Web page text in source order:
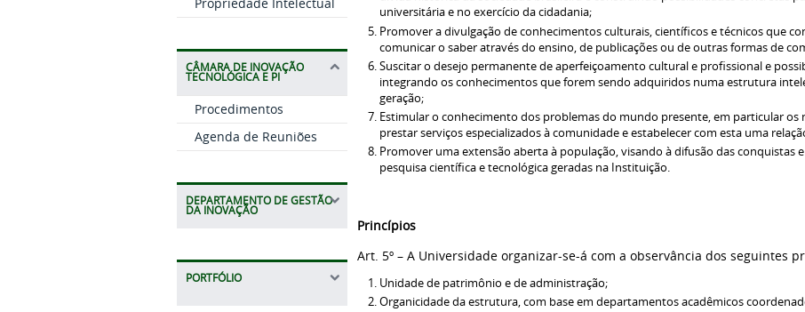
CÂMARA DE INOVAÇÃO
TECNOLÓGICA E PI
Procedimentos
Agenda de Reuniões
DEPARTAMENTO DE GESTÃO
DA INOVAÇÃO
PORTFÓLIO
universitária e no exercício da cidadania;
Promover a divulgação de conhecimentos culturais, científicos e técnicos que
comunicar o saber através do ensino, de publicações ou de outras formas de
Suscitar o desejo permanente de aperfeiçoamento cultural e profissional e
integrando os conhecimentos que forem sendo adquiridos numa estrutura
geração;
Estimular o conhecimento dos problemas do mundo presente, em particular os
prestar serviços especializados à comunidade e estabelecer com esta uma
Promover uma extensão aberta à população, visando à difusão das conquistas
pesquisa científica e tecnológica geradas na Instituição.
Princípios
Art. 5º – A Universidade organizar-se-á com a observância dos seguintes
Unidade de patrimônio e de administração;
Organicidade da estrutura, com base em departamentos acadêmicos